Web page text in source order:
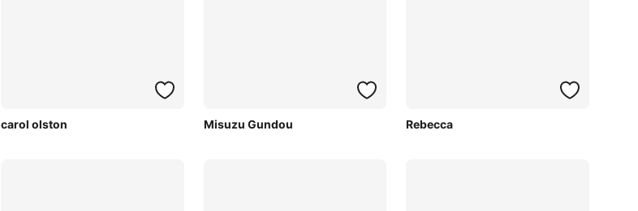
carol olston Misuzu Gundou Rebecca